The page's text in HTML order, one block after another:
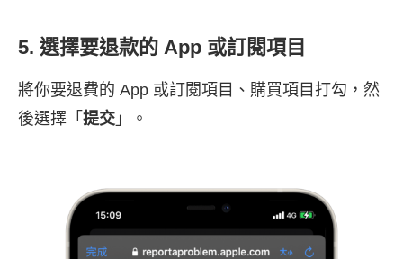
5. 選擇要退款的 App 或訂閱項目
將你要退費的 App 或訂閱項目、購買項目打勾，然
後選擇「 提交 」。